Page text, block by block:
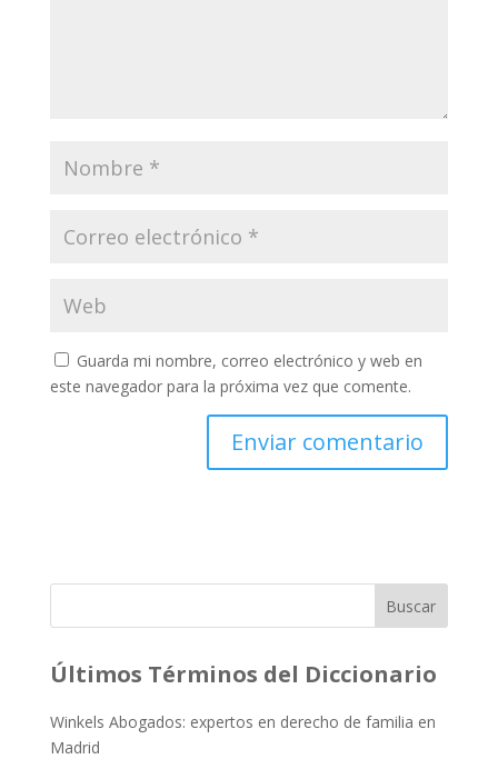
Guarda mi nombre, correo electrónico y web en
este navegador para la próxima vez que comente.
Buscar
Últimos Términos del Diccionario
Winkels Abogados: expertos en derecho de familia en
Madrid